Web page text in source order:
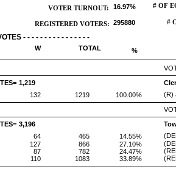
VOTER TURNOUT: 16.97% # OF
REGISTERED VOTERS: 295880 #
- - - - - - - - - - - - - - - -
W TOTAL %
1,219
132 1219 100.00% (R)
3,196
64 465 14.55%
127 866 27.10%
87 782 24.47%
110 1083 33.89%